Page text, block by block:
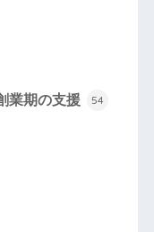
業期の支援 54